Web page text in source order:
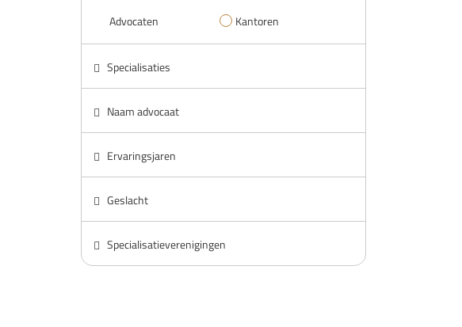
Advocaten
Kantoren
Specialisaties
Naam advocaat
Ervaringsjaren
Geslacht
Specialisatieverenigingen